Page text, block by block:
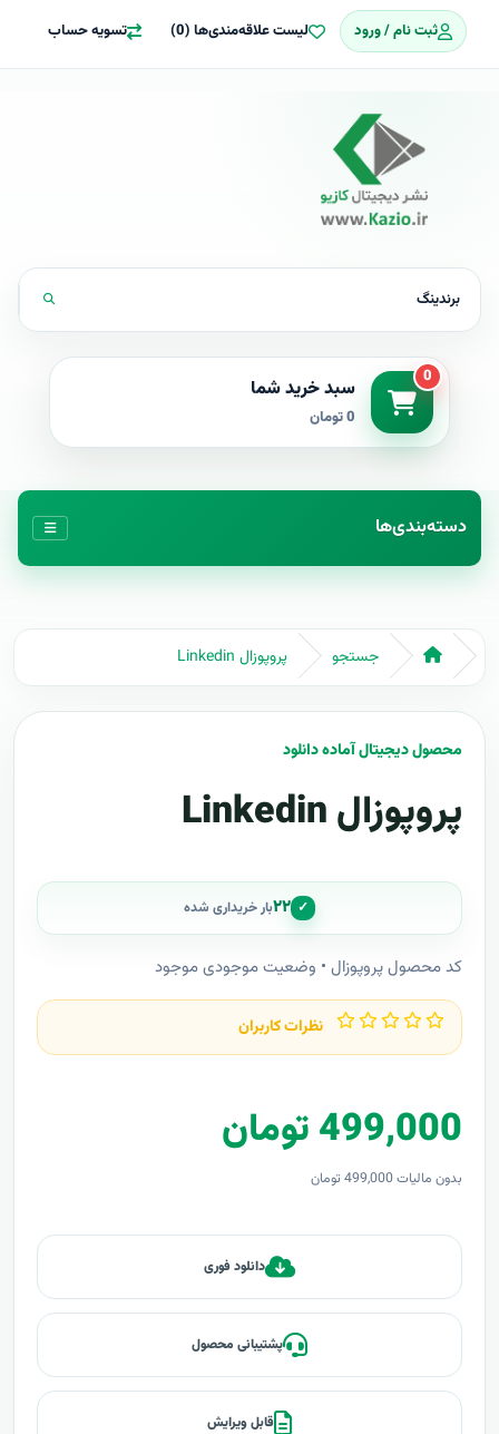
ثبت نام / ورود لیست علاقه‌مندی‌ها (0) تسویه حساب
0 سبد خرید شما
0 تومان
دسته‌بندی‌ها
جستجو پروپوزال Linkedin
محصول دیجیتال آماده دانلود
پروپوزال Linkedin
✓ ۲۲بار خریداری شده
کد محصول پروپوزال • وضعیت موجودی موجود
نظرات کاربران
499,000 تومان
بدون مالیات 499,000 تومان
دانلود فوری
پشتیبانی محصول
قابل ویرایش